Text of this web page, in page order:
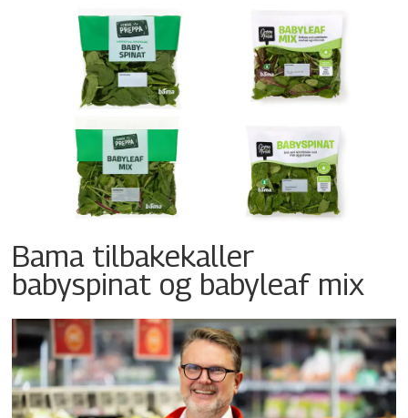
Bama tilbakekaller
babyspinat og babyleaf mix